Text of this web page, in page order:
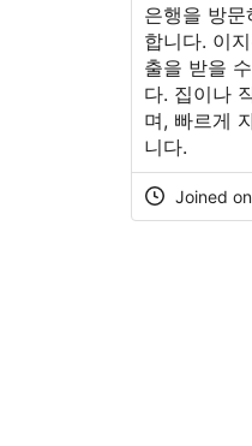
은행을 방
합니다. 이
출을 받을
다. 집이나
며, 빠르게
니다.
Joined